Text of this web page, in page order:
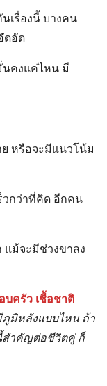
เรื่องนี้ บางคน
ดอัด
นคงแค่ไหน มี
หรือจะมีแนวโน้ม
วกว่าที่คิด อีกคน
แม้จะมีช่วงขาลง
บครัว เชื้อชาติ
ภูมิหลังแบบไหน ถ้า
สำคัญต่อชีวิตคู่ ก็